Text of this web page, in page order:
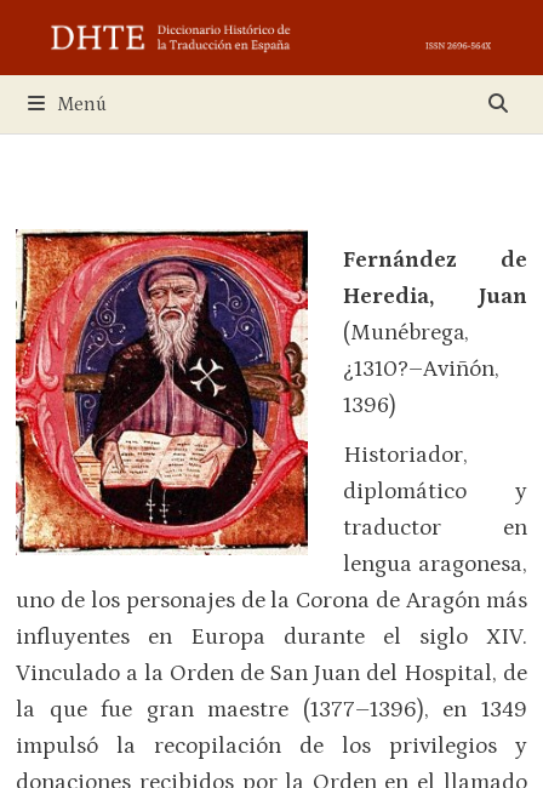
contenido
Menú
Fernández de
Heredia, Juan
(Munébrega,
¿1310?–Aviñón,
1396)
Historiador,
diplomático y
traductor en
lengua aragonesa,
uno de los personajes de la Corona de Aragón más
influyentes en Europa durante el siglo XIV.
Vinculado a la Orden de San Juan del Hospital, de
la que fue gran maestre (1377–1396), en 1349
impulsó la recopilación de los privilegios y